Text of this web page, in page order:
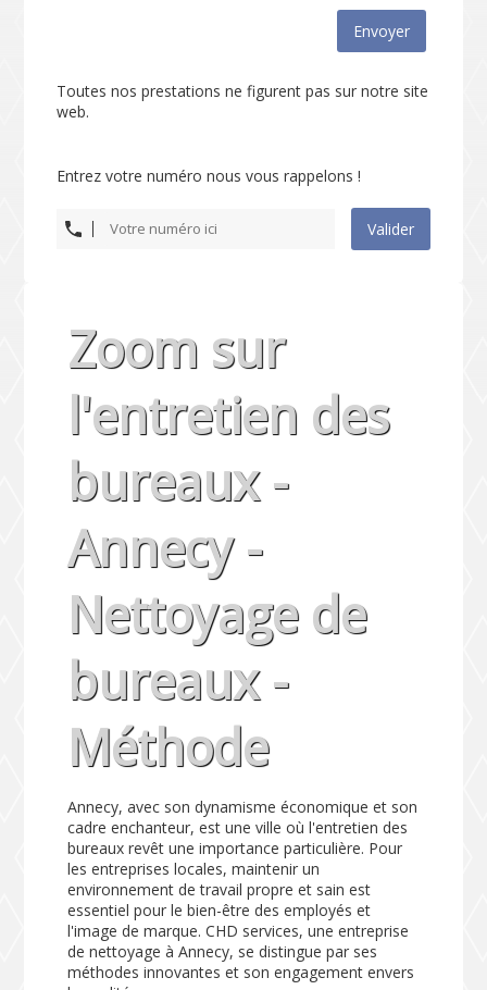
Envoyer
Toutes nos prestations ne figurent pas sur notre site
web.
Entrez votre numéro nous vous rappelons !
Valider
Zoom sur
l'entretien des
bureaux -
Annecy -
Nettoyage de
bureaux -
Méthode
Annecy, avec son dynamisme économique et son
cadre enchanteur, est une ville où l'entretien des
bureaux revêt une importance particulière. Pour
les entreprises locales, maintenir un
environnement de travail propre et sain est
essentiel pour le bien-être des employés et
l'image de marque. CHD services, une entreprise
de nettoyage à Annecy, se distingue par ses
méthodes innovantes et son engagement envers